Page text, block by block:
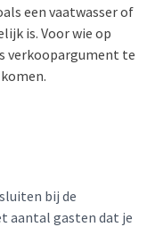
een vaatwasser of
is. Voor wie op
verkoopargument te
bij de
aantal gasten dat je